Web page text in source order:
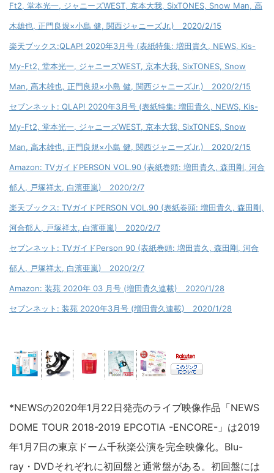
Ft2, 堂本光一, ジャニーズWEST, 京本大我, SixTONES, Snow Man, 高
木雄也, 正門良規×小島 健, 関西ジャニーズJr.) 2020/2/15
楽天ブックス:QLAP! 2020年3月号 (表紙特集: 増田貴久, NEWS, Kis-
My-Ft2, 堂本光一, ジャニーズWEST, 京本大我, SixTONES, Snow
Man, 高木雄也, 正門良規×小島 健, 関西ジャニーズJr.) 2020/2/15
セブンネット: QLAP! 2020年3月号 (表紙特集: 増田貴久, NEWS, Kis-
My-Ft2, 堂本光一, ジャニーズWEST, 京本大我, SixTONES, Snow
Man, 高木雄也, 正門良規×小島 健, 関西ジャニーズJr.) 2020/2/15
Amazon: TVガイドPERSON VOL.90 (表紙巻頭: 増田貴久, 森田剛, 河合
郁人, 戸塚祥太, 白濱亜嵐) 2020/2/7
楽天ブックス: TVガイドPERSON VOL.90 (表紙巻頭: 増田貴久, 森田剛,
河合郁人, 戸塚祥太, 白濱亜嵐) 2020/2/7
セブンネット: TVガイドPerson 90 (表紙巻頭: 増田貴久, 森田剛, 河合
郁人, 戸塚祥太, 白濱亜嵐) 2020/2/7
Amazon: 装苑 2020年 03 月号 (増田貴久連載) 2020/1/28
セブンネット: 装苑 2020年3月号 (増田貴久連載) 2020/1/28
*NEWSの2020年1月22日発売のライブ映像作品「NEWS
DOME TOUR 2018-2019 EPCOTIA -ENCORE-」は2019
年1月7日の東京ドーム千秋楽公演を完全映像化。Blu-
ray・DVDそれぞれに初回盤と通常盤がある。初回盤には